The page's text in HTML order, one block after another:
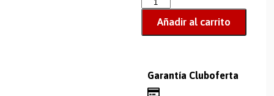
Añadir al carrito
Garantía Cluboferta